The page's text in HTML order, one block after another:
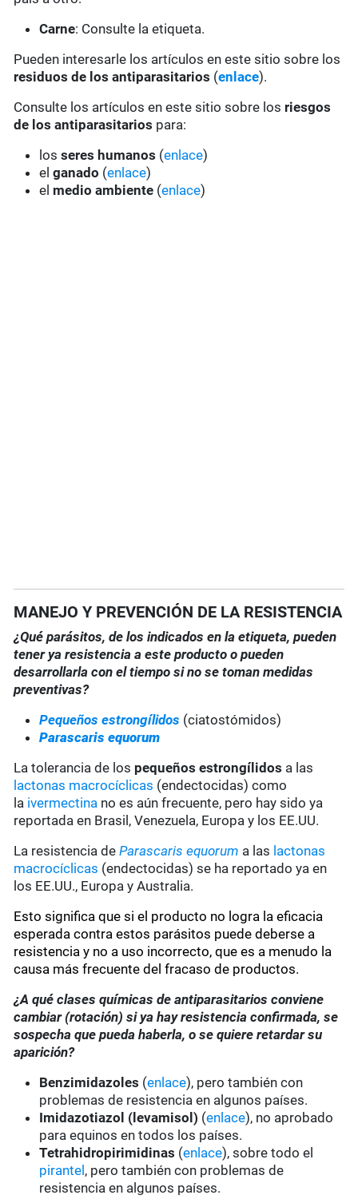
Carne: Consulte la etiqueta.
Pueden interesarle los artículos en este sitio sobre los
residuos de los antiparasitarios (enlace).
Consulte los artículos en este sitio sobre los riesgos
de los antiparasitarios para:
losseres humanos (enlace)
elganado (enlace)
el medio ambiente (enlace)
MANEJO Y PREVENCIÓN DE LA RESISTENCIA
¿Qué parásitos, de los indicados en la etiqueta, pueden
tener ya resistencia a este producto o pueden
desarrollarla con el tiempo si no se toman medidas
preventivas?
Pequeños estrongílidos (ciatostómidos)
Parascaris equorum
La tolerancia de los pequeños estrongílidos a las
lactonas macrocíclicas (endectocidas) como
la ivermectina no es aún frecuente, pero hay sido ya
reportada en Brasil, Venezuela, Europa y los EE.UU.
La resistencia deParascaris equorum a las lactonas
macrocíclicas (endectocidas) se ha reportado ya en
los EE.UU., Europa y Australia.
Esto significa que si el producto no logra la eficacia
esperada contra estos parásitos puede deberse a
resistencia y no a uso incorrecto, que es a menudo la
causa más frecuente del fracaso de productos.
¿A qué clases químicas de antiparasitarios conviene
cambiar (rotación) si ya hay resistencia confirmada, se
sospecha que pueda haberla, o se quiere retardar su
aparición?
Benzimidazoles (enlace), pero también con
problemas de resistencia en algunos países.
Imidazotiazol (levamisol) (enlace), no aprobado
para equinos en todos los países.
Tetrahidropirimidinas (enlace), sobre todo el
pirantel , pero también con problemas de
resistencia en algunos países.